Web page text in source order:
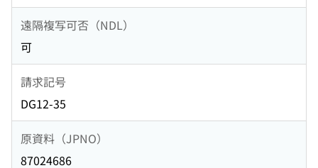
遠隔複写可否（NDL）
可
請求記号
DG12-35
原資料（JPNO）
87024686